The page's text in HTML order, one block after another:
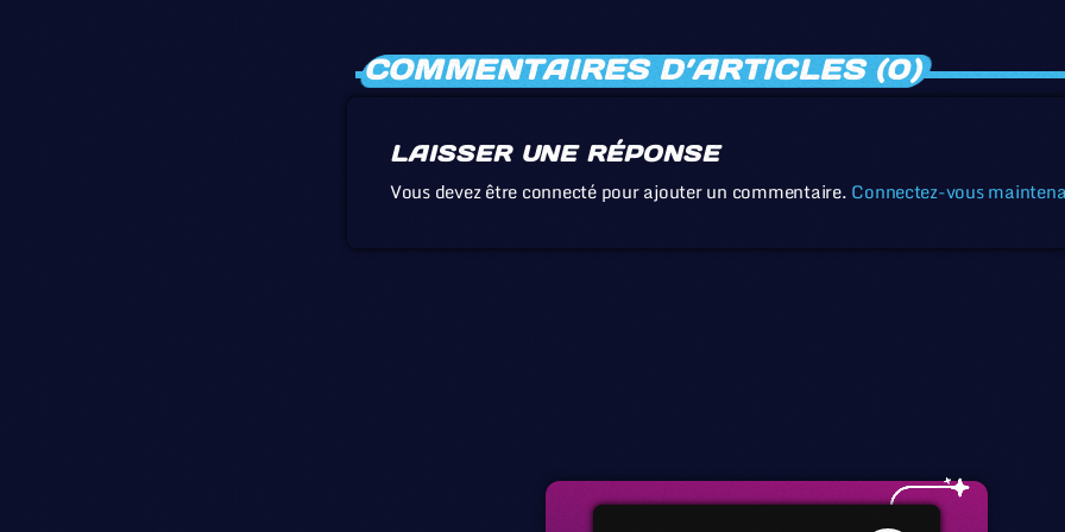
COMMENTAIRES D’ARTICLES (0)
LAISSER UNE RÉPONSE
Vous devez être connecté pour ajouter un commentaire. Connectez-vous